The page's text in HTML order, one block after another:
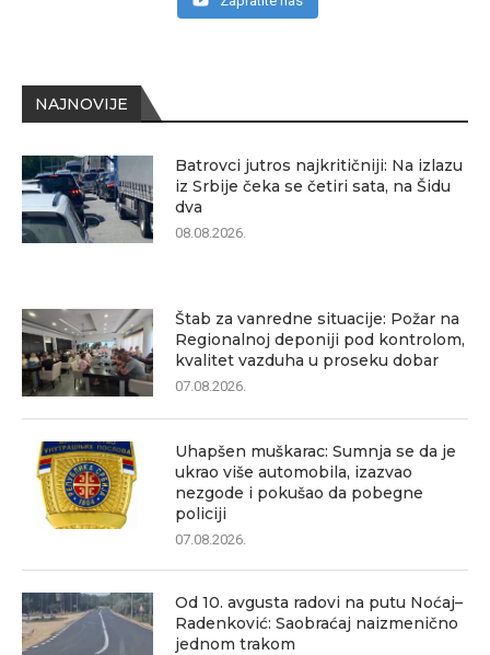
NAJNOVIJE
Batrovci jutros najkritičniji: Na izlazu
iz Srbije čeka se četiri sata, na Šidu
dva
08.08.2026.
Štab za vanredne situacije: Požar na
Regionalnoj deponiji pod kontrolom,
kvalitet vazduha u proseku dobar
07.08.2026.
Uhapšen muškarac: Sumnja se da je
ukrao više automobila, izazvao
nezgode i pokušao da pobegne
policiji
07.08.2026.
Od 10. avgusta radovi na putu Noćaj–
Radenković: Saobraćaj naizmenično
jednom trakom